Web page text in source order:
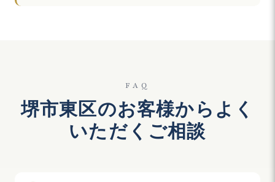
FAQ
堺市東区のお客様からよく
いただくご相談